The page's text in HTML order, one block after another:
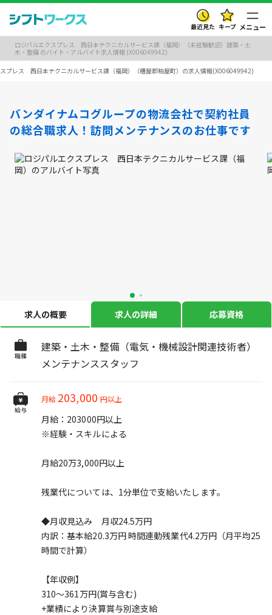
最近見た キープ メニュー
ロジパルエクスプレス 西日本テクニカルサービス課（福岡）（未経験歓迎）建築・土
木・整備 のバイト・アルバイト求人情報 (X006049942)
プレス 西日本テクニカルサービス課（福岡）（糟屋郡粕屋町）の求人情報(X006049942)
バンダイナムコグループの物流会社で契約社員
の総合職求人！訪問メンテナンスのお仕事です
求人の概要 求人の詳細 応募資格
職種
建築・土木・整備（電気・機械設計関連技術者）
メンテナンススタッフ
給与
月給 203,000 円以上
月給：203000円以上
※経験・スキルによる
月給20万3,000円以上
残業代については、1分単位で支給いたします。
◆月収見込み 月収24.5万円
内訳：基本給20.3万円 時間連動残業代4.2万円（月平均25
時間で計算）
【年収例】
310～361万円(賞与含む)
+業績により決算賞与別途支給